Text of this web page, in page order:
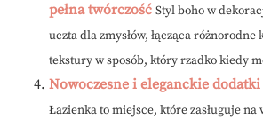
pełna twórczość Styl boho w
uczta dla zmysłów, łącząca
tekstury w sposób, który rzadko kiedy
Nowoczesne i eleganckie dodatki
Łazienka to miejsce, które zasługuje na